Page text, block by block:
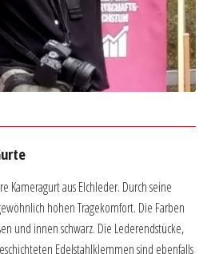
Kameragurt aus Elchleder. Durch seine
hohen Tragekomfort. Die Farben
und innen schwarz. Die Lederendstücke,
Edelstahlklemmen sind ebenfalls